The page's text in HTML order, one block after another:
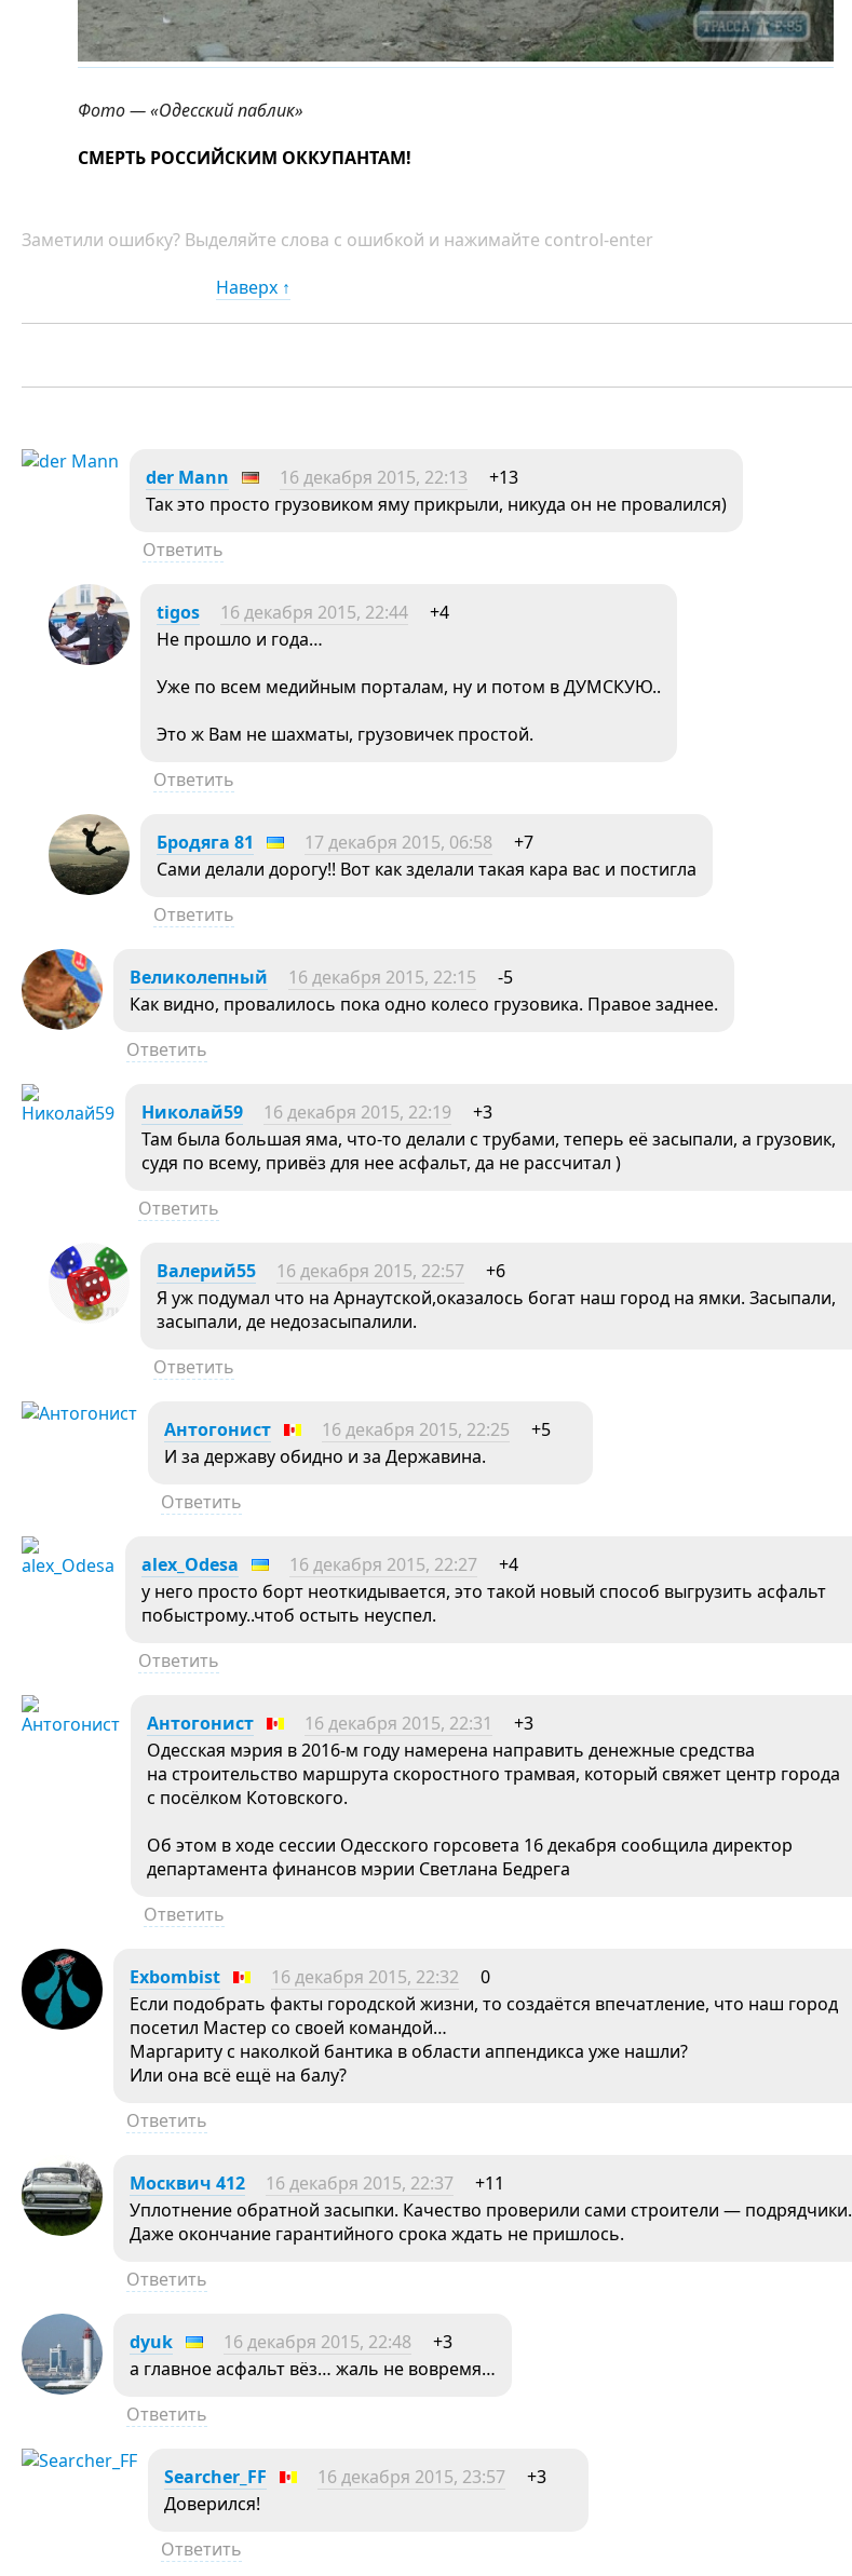
Фото — «Одесский паблик»
СМЕРТЬ РОССИЙСКИМ ОККУПАНТАМ!
Заметили ошибку? Выделяйте слова с ошибкой и нажимайте control-enter
Наверх ↑
der Mann 16 декабря 2015, 22:13
+13
Так это просто грузовиком яму прикрыли, никуда он не провалился)
Ответить
tigos 16 декабря 2015, 22:44
+4
Не прошло и года…
Уже по всем медийным порталам, ну и потом в ДУМСКУЮ..
Это ж Вам не шахматы, грузовичек простой.
Ответить
Бродяга 81 17 декабря 2015, 06:58
+7
Сами делали дорогу!! Вот как зделали такая кара вас и постигла
Ответить
Великолепный 16 декабря 2015, 22:15
-5
Как видно, провалилось пока одно колесо грузовика. Правое заднее.
Ответить
Николай59 16 декабря 2015, 22:19
+3
Там была большая яма, что-то делали с трубами, теперь её засыпали, а грузовик,
судя по всему, привёз для нее асфальт, да не рассчитал )
Ответить
Валерий55 16 декабря 2015, 22:57
+6
Я уж подумал что на Арнаутской,оказалось богат наш город на ямки. Засыпали,
засыпали, де недозасыпалили.
Ответить
Антогонист 16 декабря 2015, 22:25
+5
И за державу обидно и за Державина.
Ответить
alex_Odesa 16 декабря 2015, 22:27
+4
у него просто борт неоткидывается, это такой новый способ выгрузить асфальт
побыстрому..чтоб остыть неуспел.
Ответить
Антогонист 16 декабря 2015, 22:31
+3
Одесская мэрия в 2016-м году намерена направить денежные средства
на строительство маршрута скоростного трамвая, который свяжет центр города
с посёлком Котовского.
Об этом в ходе сессии Одесского горсовета 16 декабря сообщила директор
департамента финансов мэрии Светлана Бедрега
Ответить
Exbombist 16 декабря 2015, 22:32
0
Если подобрать факты городской жизни, то создаётся впечатление, что наш город
посетил Мастер со своей командой…
Маргариту с наколкой бантика в области аппендикса уже нашли?
Или она всё ещё на балу?
Ответить
Москвич 412 16 декабря 2015, 22:37
+11
Уплотнение обратной засыпки. Качество проверили сами строители — подрядчики.
Даже окончание гарантийного срока ждать не пришлось.
Ответить
dyuk 16 декабря 2015, 22:48
+3
а главное асфальт вёз… жаль не вовремя…
Ответить
Searcher_FF 16 декабря 2015, 23:57
+3
Доверился!
Ответить